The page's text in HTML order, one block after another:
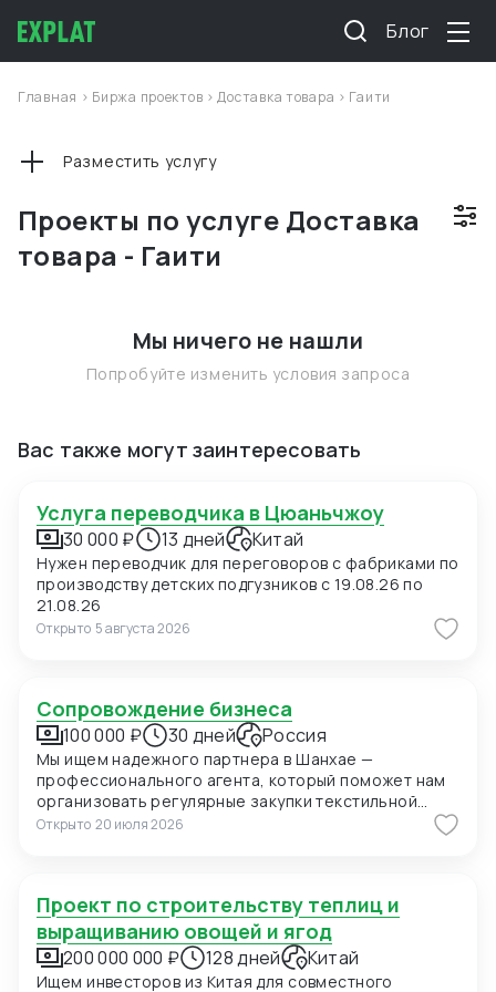
Блог
Главная > Биржа проектов >Доставка товара > Гаити
Проекты по услуге Доставка
товара - Гаити
Разместить услугу
Мы ничего не нашли
Попробуйте изменить условия запроса
Вас также могут заинтересовать
Услуга переводчика в Цюаньчжоу
30 000 ₽ 13 дней Китай
Нужен переводчик для переговоров с фабриками по
производству детских подгузников с 19.08.26 по
21.08.26
Открыто 5 августа 2026
Сопровождение бизнеса
100 000 ₽ 30 дней Россия
Мы ищем надежного партнера в Шанхае —
профессионального агента, который поможет нам
организовать регулярные закупки текстильной
продукции и фурнитуры в Китае. В ближайшее время
мы планируем приехать в Шанхай для личных встреч
и поиск подходящих фабрик. Конкретно сейчас нас
интересуют позиции: 1. Вешалки пластиковые для
мужских костюмов с возможностью нанесения
логотипа (брендирование). Сегмент —
Открыто 20 июля 2026
Проект по строительству теплиц и
выращиванию овощей и ягод
200 000 000 ₽ 128 дней Китай
Ищем инвесторов из Китая для совместного